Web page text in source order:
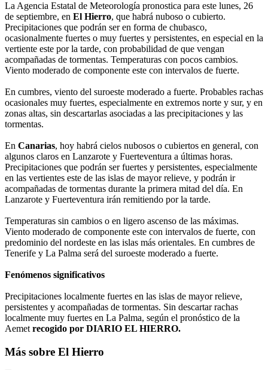
La Agencia Estatal de Meteorología pronostica para este lunes, 26
de septiembre, en El Hierro, que habrá nuboso o cubierto.
Precipitaciones que podrán ser en forma de chubasco,
ocasionalmente fuertes o muy fuertes y persistentes, en especial en la
vertiente este por la tarde, con probabilidad de que vengan
acompañadas de tormentas. Temperaturas con pocos cambios.
Viento moderado de componente este con intervalos de fuerte.
En cumbres, viento del suroeste moderado a fuerte. Probables rachas
ocasionales muy fuertes, especialmente en extremos norte y sur, y en
zonas altas, sin descartarlas asociadas a las precipitaciones y las
tormentas.
En Canarias, hoy habrá cielos nubosos o cubiertos en general, con
algunos claros en Lanzarote y Fuerteventura a últimas horas.
Precipitaciones que podrán ser fuertes y persistentes, especialmente
en las vertientes este de las islas de mayor relieve, y podrán ir
acompañadas de tormentas durante la primera mitad del día. En
Lanzarote y Fuerteventura irán remitiendo por la tarde.
Temperaturas sin cambios o en ligero ascenso de las máximas.
Viento moderado de componente este con intervalos de fuerte, con
predominio del nordeste en las islas más orientales. En cumbres de
Tenerife y La Palma será del suroeste moderado a fuerte.
Fenómenos significativos
Precipitaciones localmente fuertes en las islas de mayor relieve,
persistentes y acompañadas de tormentas. Sin descartar rachas
localmente muy fuertes en La Palma, según el pronóstico de la
Aemet recogido por DIARIO EL HIERRO.
Más sobre El Hierro